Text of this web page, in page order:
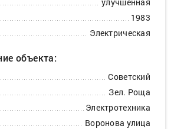
1983
Электрическая
объекта:
Советский
Зел. Роща
Электротехника
Воронова улица